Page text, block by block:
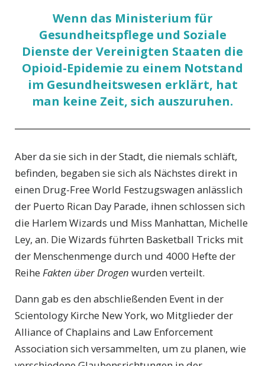
Wenn das Ministerium für
Gesundheitspflege und Soziale
Dienste der Vereinigten Staaten die
Opioid-Epidemie zu einem Notstand
im Gesundheitswesen erklärt, hat
man keine Zeit, sich auszuruhen.
Aber da sie sich in der Stadt, die niemals schläft,
befinden, begaben sie sich als Nächstes direkt in
einen Drug-Free World Festzugswagen anlässlich
der Puerto Rican Day Parade, ihnen schlossen sich
die Harlem Wizards und Miss Manhattan, Michelle
Ley, an. Die Wizards führten Basketball Tricks mit
der Menschenmenge durch und 4000 Hefte der
Reihe Fakten über Drogen wurden verteilt.
Dann gab es den abschließenden Event in der
Scientology Kirche New York, wo Mitglieder der
Alliance of Chaplains and Law Enforcement
Association sich versammelten, um zu planen, wie